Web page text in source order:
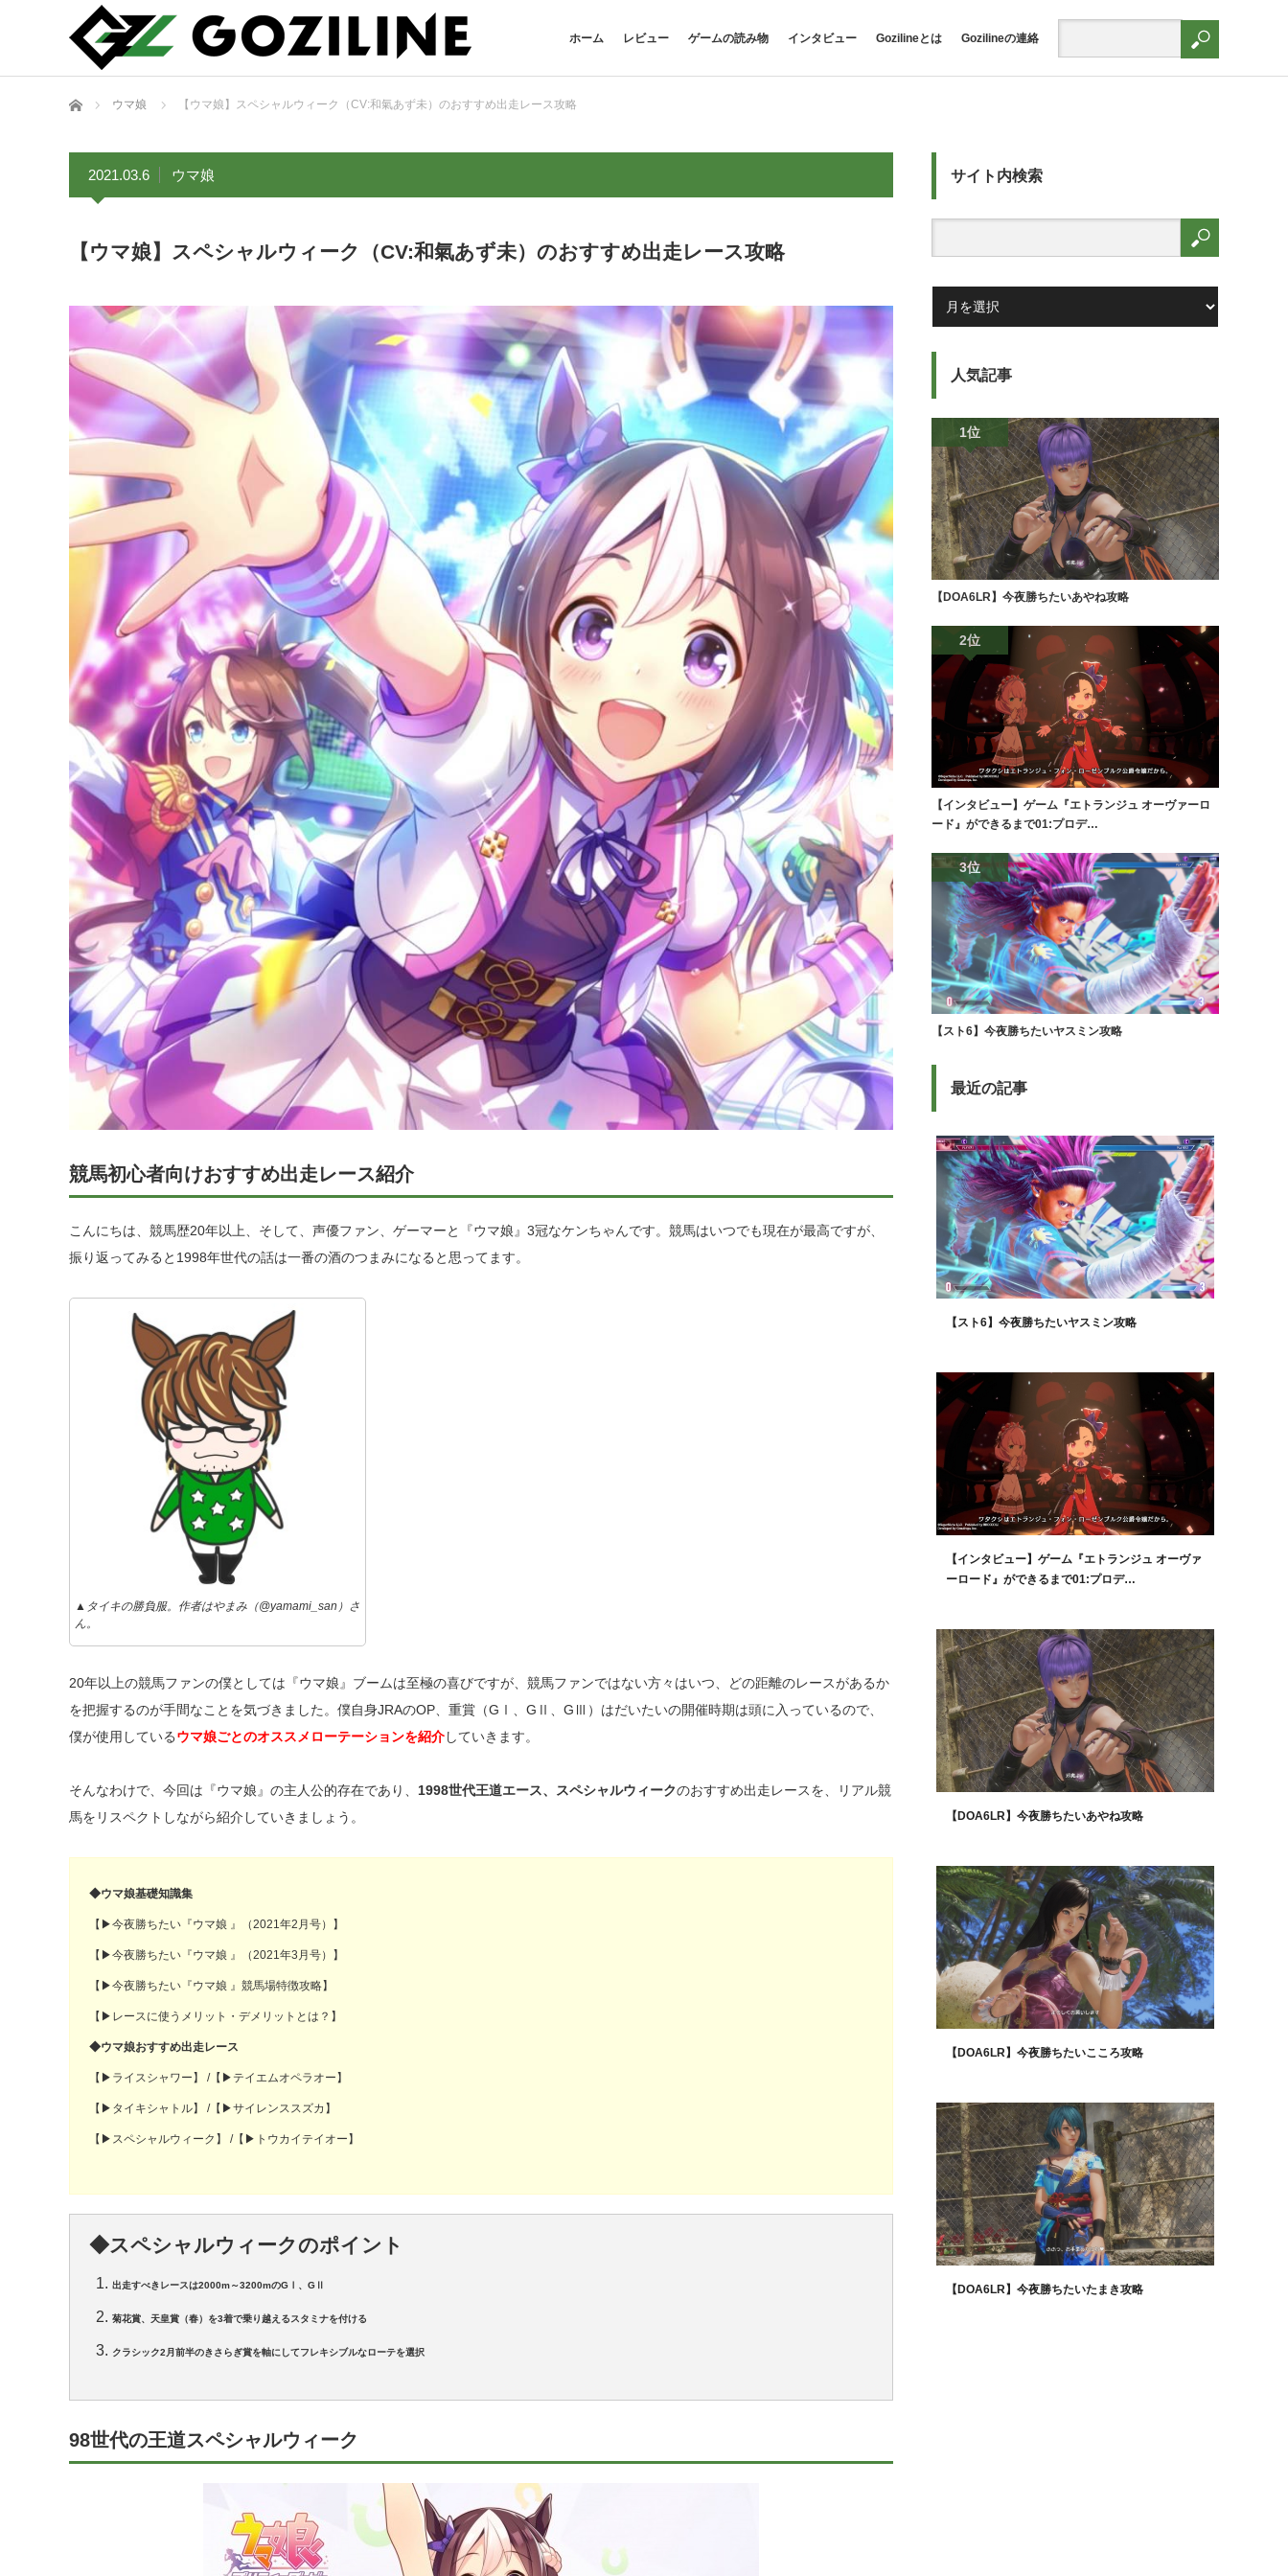
ホーム レビュー ゲームの読み物 インタビュー Gozilineとは Gozilineの連絡
ホーム ウマ娘 【ウマ娘】スペシャルウィーク（CV:和氣あず未）のおすすめ出走レース攻略
2021.03.6 ウマ娘
【ウマ娘】スペシャルウィーク（CV:和氣あず未）のおすすめ出走レース攻略
競馬初心者向けおすすめ出走レース紹介
こんにちは、競馬歴20年以上、そして、声優ファン、ゲーマーと『ウマ娘』3冠なケンちゃんです。競馬はいつでも現在が最高ですが、
振り返ってみると1998年世代の話は一番の酒のつまみになると思ってます。
▲タイキの勝負服。作者はやまみ（@yamami_san ）さ
ん。
20年以上の競馬ファンの僕としては『ウマ娘』ブームは至極の喜びですが、競馬ファンではない方々はいつ、どの距離のレースがあるか
を把握するのが手間なことを気づきました。僕自身JRAのOP、重賞（GⅠ、GⅡ、GⅢ）はだいたいの開催時期は頭に入っているので、
僕が使用しているウマ娘ごとのオススメローテーションを紹介していきます。
そんなわけで、今回は『ウマ娘』の主人公的存在であり、 1998世代王道エース、スペシャルウィークのおすすめ出走レースを、リアル競
馬をリスペクトしながら紹介していきましょう。
◆ウマ娘基礎知識集
【▶今夜勝ちたい『ウマ娘 』（2021年2月号）】
【▶今夜勝ちたい『ウマ娘 』（2021年3月号）】
【▶今夜勝ちたい 『ウマ娘 』 競馬場特徴攻略】
【▶レースに使うメリット・デメリットとは？ 】
◆ウマ娘おすすめ出走レース
【▶ライスシャワー】 /【▶テイエムオペラオー】
【▶タイキシャトル】 /【▶サイレンススズカ】
【▶スペシャルウィーク】 /【▶トウカイテイオー】
◆スペシャルウィークのポイント
出走すべきレースは2000m～3200mのGⅠ、GⅡ
菊花賞、天皇賞（春）を3着で乗り越えるスタミナを付ける
クラシック2月前半のきさらぎ賞を軸にしてフレキシブルなローテを選択
98世代の王道スペシャルウィーク
サイト内検索
人気記事
1位
【DOA6LR】今夜勝ちたいあやね攻略
2位
【インタビュー】ゲーム『エトランジュ オーヴァーロ
ード』ができるまで01:プロデ…
3位
【スト6】今夜勝ちたいヤスミン攻略
最近の記事
【スト6】今夜勝ちたいヤスミン攻略
【インタビュー】ゲーム『エトランジュ オーヴァ
ーロード』ができるまで01:プロデ…
【DOA6LR】今夜勝ちたいあやね攻略
【DOA6LR】今夜勝ちたいこころ攻略
【DOA6LR】今夜勝ちたいたまき攻略